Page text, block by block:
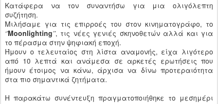
Κατάφερα να τον συναντήσω για μια ολιγόλεπτη
συζήτηση.
Μιλήσαμε για τις επιρροές του στον κινηματογράφο, το
‘’Moonlighting’’, τις νέες γενιές σκηνοθετών αλλά και για
το πέρασμα στην ψηφιακή εποχή.
Ήμουν ο τελευταίος στη λίστα αναμονής, είχα λιγότερο
από 10 λεπτά και ανάμεσα σε αρκετές ερωτήσεις που
ήμουν έτοιμος να κάνω, άρχισα να δίνω προτεραιότητα
στα πιο σημαντικά ζητήματα.
Η παρακάτω συνέντευξη πραγματοποιήθηκε το μεσημέρι